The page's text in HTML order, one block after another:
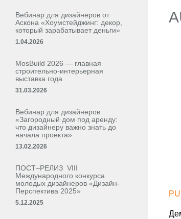
Вебинар для дизайнеров от
Аскона «Хоумстейджинг: декор,
который зарабатывает деньги»
1.04.2026
MosBuild 2026 — главная
строительно-интерьерная
выставка года
31.03.2026
Вебинар для дизайнеров
«Загородный дом под аренду:
что дизайнеру важно знать до
начала проекта»
13.02.2026
ПОСТ–РЕЛИЗ VIII
Международного конкурса
молодых дизайнеров «Дизайн-
Перспектива 2025»
5.12.2025